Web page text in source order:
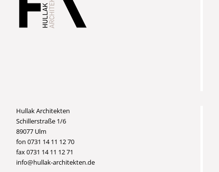
Hullak Architekten
Schillerstraße 1/6
89077 Ulm
fon 0731 14 11 12 70
fax 0731 14 11 12 71
info@hullak-architekten.de